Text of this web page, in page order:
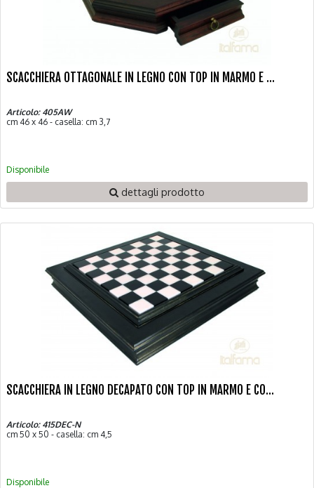
SCACCHIERA OTTAGONALE IN LEGNO CON TOP IN MARMO E ...
Articolo: 405AW
cm 46 x 46 - casella: cm 3,7
Disponibile
dettagli prodotto
SCACCHIERA IN LEGNO DECAPATO CON TOP IN MARMO E CO...
Articolo: 415DEC-N
cm 50 x 50 - casella: cm 4,5
Disponibile